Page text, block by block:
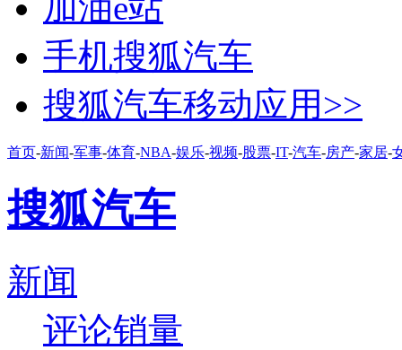
手机搜狐汽车
搜狐汽车移动应用>>
首页-新闻-军事-体育-NBA-娱乐-视频-股票-IT-汽车-房产-家居-
搜狐汽车
新闻
评论销量